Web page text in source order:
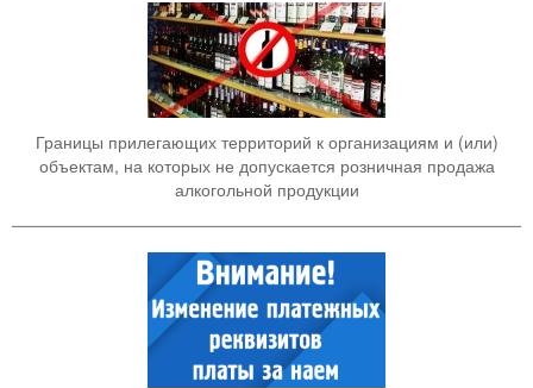
Границы прилегающих территорий к организациям и (или)
объектам, на которых не допускается розничная продажа
алкогольной продукции